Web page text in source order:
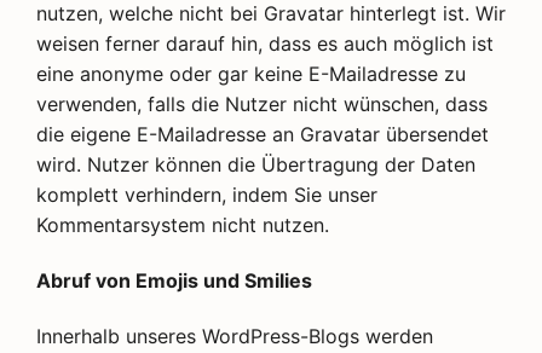
nutzen, welche nicht bei Gravatar hinterlegt ist. Wir
weisen ferner darauf hin, dass es auch möglich ist
eine anonyme oder gar keine E-Mailadresse zu
verwenden, falls die Nutzer nicht wünschen, dass
die eigene E-Mailadresse an Gravatar übersendet
wird. Nutzer können die Übertragung der Daten
komplett verhindern, indem Sie unser
Kommentarsystem nicht nutzen.
Abruf von Emojis und Smilies
Innerhalb unseres WordPress-Blogs werden